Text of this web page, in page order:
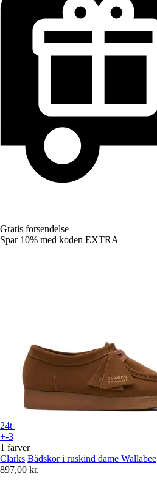
Gratis forsendelse
Spar 10% med koden EXTRA
24t
+-3
1 farver
Clarks Bådskor i ruskind dame Wallabee
897,00 kr.